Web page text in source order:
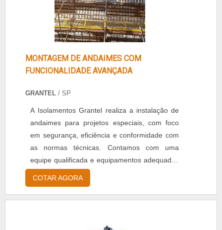
MONTAGEM DE ANDAIMES COM
FUNCIONALIDADE AVANÇADA
GRANTEL / SP
A Isolamentos Grantel realiza a instalação de
andaimes para projetos especiais, com foco
em segurança, eficiência e conformidade com
as normas técnicas. Contamos com uma
equipe qualificada e equipamentos adequados
para atender às necessidades específicas de
cada obra, sempre priorizando a qualidade e a
COTAR AGORA